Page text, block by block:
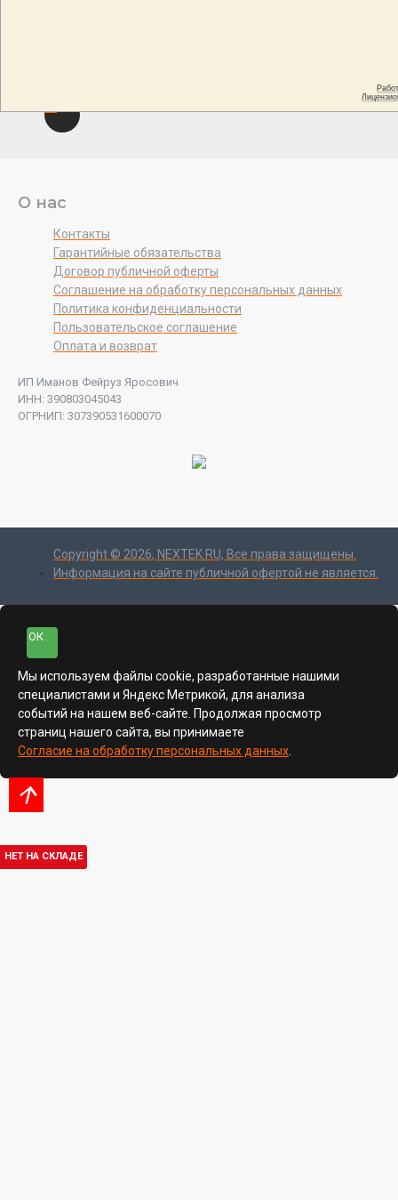
НЕТ НА СКЛАДЕ
О нас
Контакты
Гарантийные обязательства
Договор публичной оферты
Соглашение на обработку персональных данных
Политика конфиденциальности
Пользовательское соглашение
Оплата и возврат
ИП Иманов Фейруз Яросович
ИНН: 390803045043
ОГРНИП: 307390531600070
Copyright © 2026, NEXTEK.RU, Все права защищены.
Информация на сайте публичной офертой не является.
ОК
Мы используем файлы cookie, разработанные нашими
специалистами и Яндекс Метрикой, для анализа
событий на нашем веб-сайте. Продолжая просмотр
страниц нашего сайта, вы принимаете
Согласие на обработку персональных данных.